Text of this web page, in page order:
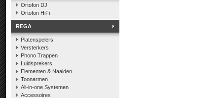
Ortofon DJ
Ortofon HiFi
REGA
Platenspelers
Versterkers
Phono Trappen
Luidsprekers
Elementen & Naalden
Toonarmen
All-in-one Systemen
Accessoires